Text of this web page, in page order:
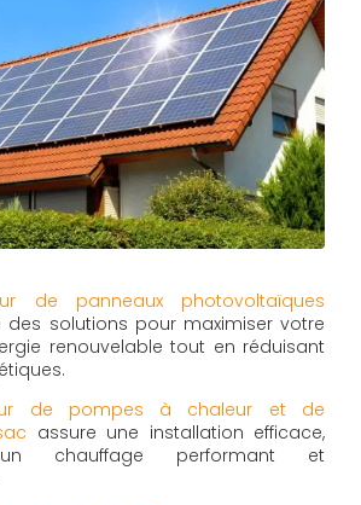
de panneaux photovoltaïques
des solutions pour maximiser votre
renouvelable tout en réduisant
de pompes à chaleur et de
assure une installation efficace,
un chauffage performant et